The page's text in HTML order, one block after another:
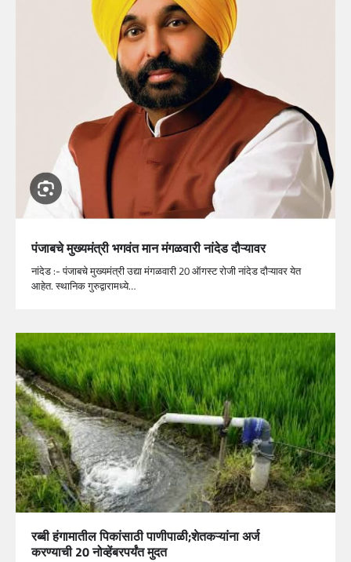
पंजाबचे मुख्यमंत्री भगवंत मान मंगळवारी नांदेड दौऱ्यावर
नांदेड :- पंजाबचे मुख्यमंत्री उद्या मंगळवारी 20 ऑगस्ट रोजी नांदेड दौऱ्यावर येत
आहेत. स्थानिक गुरुद्वारामध्ये…
रब्बी हंगामातील पिकांसाठी पाणीपाळी;शेतकऱ्यांना अर्ज
करण्याची 20 नोव्हेंबरपर्यंत मुदत